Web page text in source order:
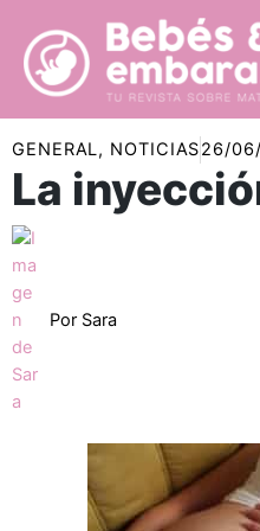
contenido
GENERAL, NOTICIAS26/
La
Por Sara